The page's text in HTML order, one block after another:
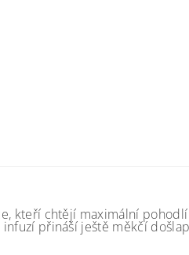
kteří chtějí maximální
přináší ještě měkčí